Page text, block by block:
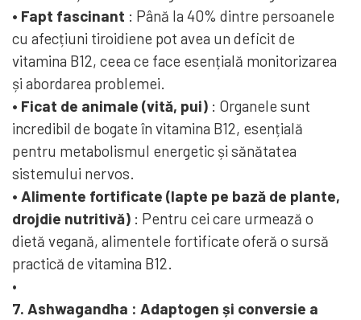
• Fapt fascinant : Până la 40% dintre persoanele
cu afecțiuni tiroidiene pot avea un deficit de
vitamina B12, ceea ce face esențială monitorizarea
și abordarea problemei.
• Ficat de animale (vită, pui) : Organele sunt
incredibil de bogate în vitamina B12, esențială
pentru metabolismul energetic și sănătatea
sistemului nervos.
• Alimente fortificate (lapte pe bază de plante,
drojdie nutritivă) : Pentru cei care urmează o
dietă vegană, alimentele fortificate oferă o sursă
practică de vitamina B12.
•
7. Ashwagandha : Adaptogen și conversie a